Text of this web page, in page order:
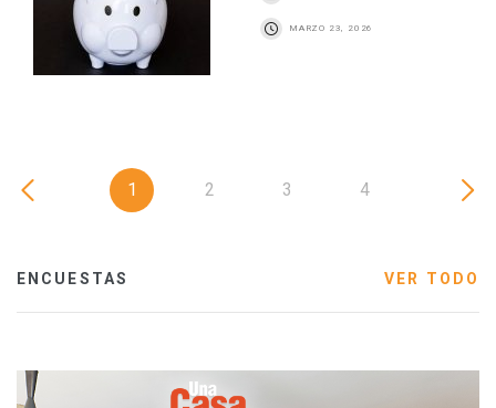
MARZO 23, 2026
1 2 3 4
ENCUESTAS VER TODO